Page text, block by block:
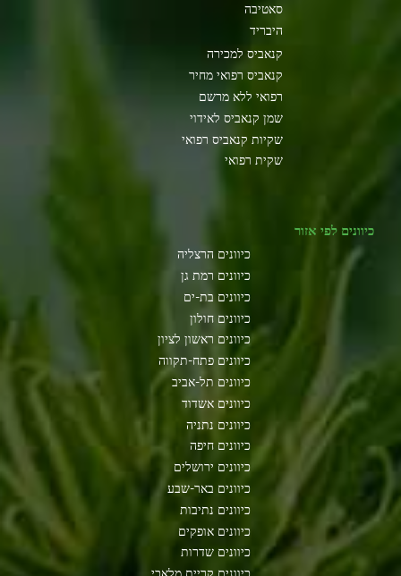
סאטיבה
היבריד
קנאביס למכירה
קנאביס רפואי מחיר
רפואי ללא מרשם
שמן קנאביס לאידוי
שקיות קנאביס רפואי
שקית רפואי
כיוונים לפי אזור
כיוונים הרצליה
כיוונים רמת גן
כיוונים בת-ים
כיוונים חולון
כיוונים ראשון לציון
כיוונים פתח-תקווה
כיוונים תל-אביב
כיוונים אשדוד
כיוונים נתניה
כיוונים חיפה
כיוונים ירושלים
כיוונים באר-שבע
כיוונים נתיבות
כיוונים אופקים
כיוונים שדרות